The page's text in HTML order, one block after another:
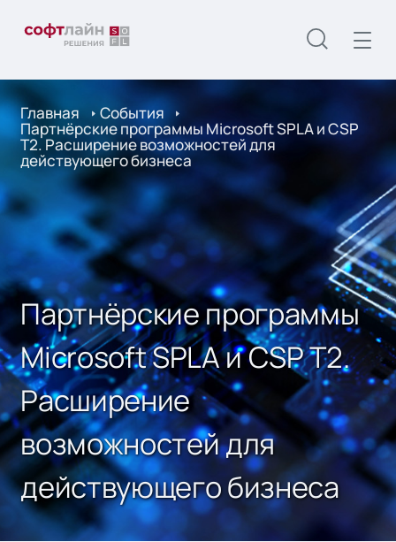
Главная События
Партнёрские программы Microsoft SPLA и CSP
T2. Расширение возможностей для
действующего бизнеса
Партнёрские программы
Microsoft SPLA и CSP T2.
Расширение
возможностей для
действующего бизнеса